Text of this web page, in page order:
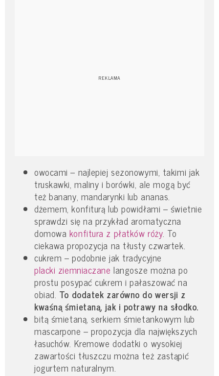
owocami – najlepiej sezonowymi, takimi jak
truskawki, maliny i borówki, ale mogą być
też banany, mandarynki lub ananas.
dżemem, konfiturą lub powidłami – świetnie
sprawdzi się na przykład aromatyczna
domowa konfitura z płatków róży. To
ciekawa propozycja na tłusty czwartek.
cukrem – podobnie jak tradycyjne
placki ziemniaczane langosze można po
prostu posypać cukrem i pałaszować na
obiad. To dodatek zarówno do wersji z
kwaśną śmietaną, jak i potrawy na słodko.
bitą śmietaną, serkiem śmietankowym lub
mascarpone – propozycja dla największych
łasuchów. Kremowe dodatki o wysokiej
zawartości tłuszczu można też zastąpić
jogurtem naturalnym.